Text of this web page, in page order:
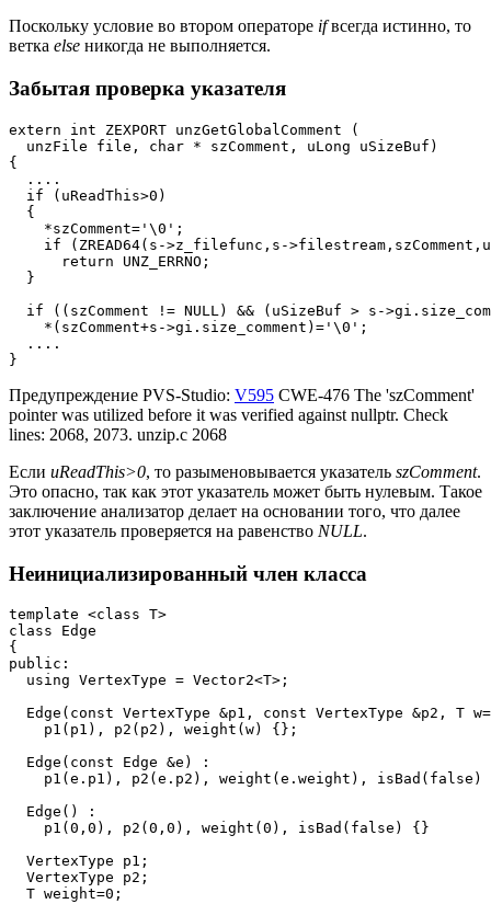
Поскольку условие во втором операторе ifвсегда истинно, то
ветка else никогда не выполняется.
Забытая проверка указателя
extern int ZEXPORT unzGetGlobalComment (
  unzFile file, char * szComment, uLong uSizeBuf)
{
  ....
  if (uReadThis>0)
  {
    *szComment='\0';
if (ZREAD64(s->z_filefunc,s-
      return UNZ_ERRNO;
  }
if ((szComment != NULL) && (uSizeBuf > s-
    *(szComment+s->gi.size_comment)='\0';
  ....
}
Предупреждение PVS-Studio: V595 CWE-476 The 'szComment'
pointer was utilized before it was verified against nullptr. Check
lines: 2068, 2073. unzip.c 2068
Если uReadThis>0, то разыменовывается указатель szComment.
Это опасно, так как этот указатель может быть нулевым. Такое
заключение анализатор делает на основании того, что далее
этот указатель проверяется на равенство NULL.
Неинициализированный член класса
template <class T>
class Edge
{
public:
  using VertexType = Vector2<T>;
Edge(const VertexType &p1, const VertexType &p2, T
p1(p1), p2(p2), weight(w) {};
  Edge(const Edge &e) :
p1(e.p1), p2(e.p2), weight(e.weight), isBad(false)
  Edge() :
    p1(0,0), p2(0,0), weight(0), isBad(false) {}
  VertexType p1;
  VertexType p2;
  T weight=0;